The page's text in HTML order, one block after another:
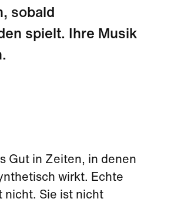
sobald
spielt. Ihre Musik
Gut in Zeiten, in denen
wirkt. Echte
nicht. Sie ist nicht